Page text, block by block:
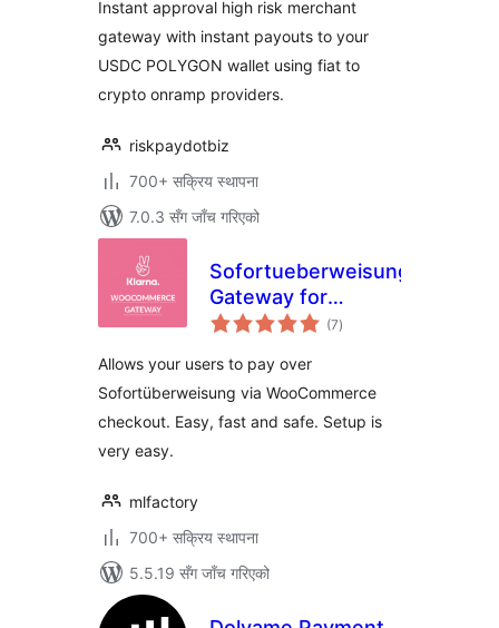
Instant approval high risk merchant
gateway with instant payouts to your
USDC POLYGON wallet using fiat to
crypto onramp providers.
riskpaydotbiz
700+ सक्रिय स्थापना
7.0.3 सँग जाँच गरिएको
Sofortueberweisung
Gateway for
Woocommerce
(7कुल
रेटिङ्गहरू
)
Allows your users to pay over
Sofortüberweisung via WooCommerce
checkout. Easy, fast and safe. Setup is
very easy.
mlfactory
700+ सक्रिय स्थापना
5.5.19 सँग जाँच गरिएको